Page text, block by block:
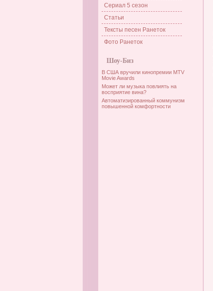
Сериал 5 сезон
Статьи
Тексты песен Ранеток
Фото Ранеток
Шоу-Биз
В США вручили кинопремии MTV
Movie Awards
Может ли музыка повлиять на
восприятие вина?
Автоматизированный коммунизм
повышенной комфортности